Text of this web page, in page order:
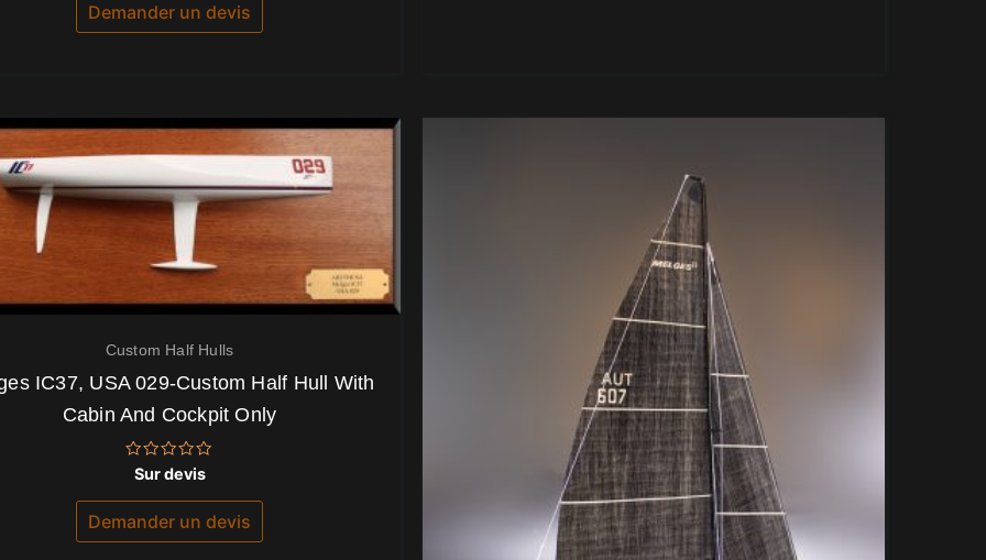
Demander un devis
Custom Half Hulls
IC37, USA 029-Custom Half Hull With
Cabin And Cockpit Only
Note
0
sur
Sur devis
Demander un devis